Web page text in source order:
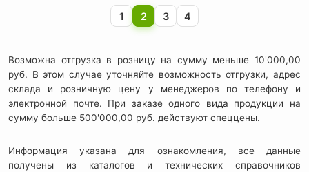
1 2 3 4
Возможна отгрузка в розницу на сумму меньше 10'000,00
руб. В этом случае уточняйте возможность отгрузки, адрес
склада и розничную цену у менеджеров по телефону и
электронной почте. При заказе одного вида продукции на
сумму больше 500'000,00 руб. действуют спеццены.
Информация указана для ознакомления, все данные
получены из каталогов и технических справочников